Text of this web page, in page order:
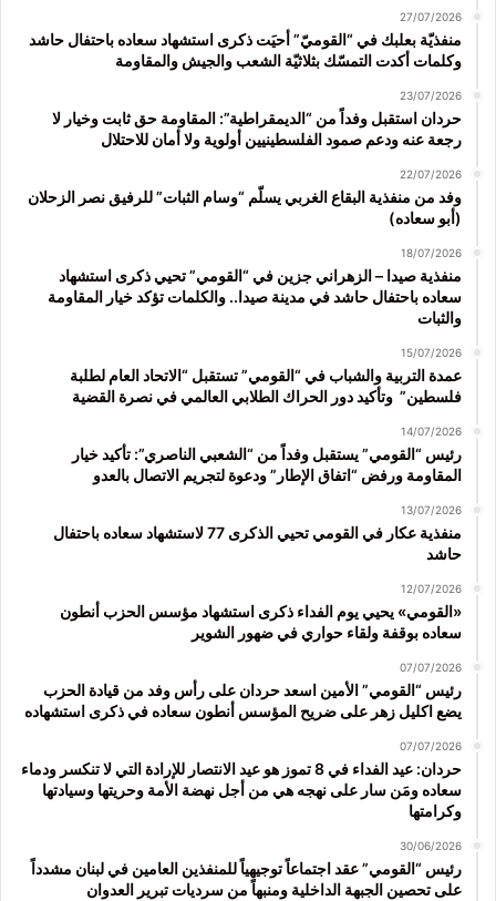
27/07/2026
منفذيّة بعلبك في “القوميّ” أحيَت ذكرى استشهاد سعاده باحتفال حاشد
وكلمات أكدت التمسّك بثلاثيّة الشعب والجيش والمقاومة
23/07/2026
حردان استقبل وفداً من “الديمقراطية”: المقاومة حق ثابت وخيار لا
رجعة عنه ودعم صمود الفلسطينيين أولوية ولا أمان للاحتلال
22/07/2026
وفد من منفذية البقاع الغربي يسلّم “وسام الثبات” للرفيق نصر الزحلان
(أبو سعاده)
18/07/2026
منفذية صيدا – الزهراني جزين في “القومي” تحيي ذكرى استشهاد
سعاده باحتفال حاشد في مدينة صيدا.. والكلمات تؤكد خيار المقاومة
والثبات
15/07/2026
عمدة التربية والشباب في “القومي” تستقبل “الاتحاد العام لطلبة
فلسطين” وتأكيد دور الحراك الطلابي العالمي في نصرة القضية
14/07/2026
رئيس “القومي” يستقبل وفداً من “الشعبي الناصري”: تأكيد خيار
المقاومة ورفض “اتفاق الإطار” ودعوة لتجريم الاتصال بالعدو
13/07/2026
منفذية عكار في القومي تحيي الذكرى 77 لاستشهاد سعاده باحتفال
حاشد
12/07/2026
«القومي» يحيي يوم الفداء ذكرى استشهاد مؤسس الحزب أنطون
سعاده بوقفة ولقاء حواري في ضهور الشوير
07/07/2026
رئيس “القومي” الأمين اسعد حردان على رأس وفد من قيادة الحزب
يضع اكليل زهر على ضريح المؤسس أنطون سعاده في ذكرى استشهاده
07/07/2026
حردان: عيد الفداء في 8 تموز هو عيد الانتصار للإرادة التي لا تنكسر ودماء
سعاده ومَن سار على نهجه هي من أجل نهضة الأمة وحريتها وسيادتها
وكرامتها
30/06/2026
رئيس “القومي” عقد اجتماعاً توجيهياً للمنفذين العامين في لبنان مشدداً
على تحصين الجبهة الداخلية ومنبهاً من سرديات تبرير العدوان